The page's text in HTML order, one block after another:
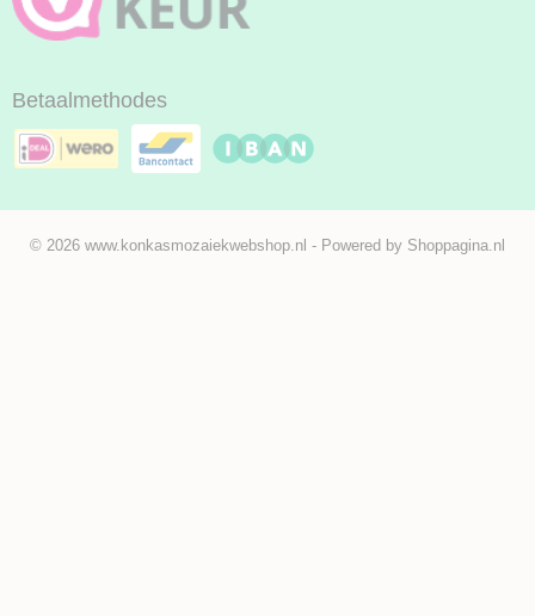
Betaalmethodes
© 2026 www.konkasmozaiekwebshop.nl - Powered by Shoppagina.nl